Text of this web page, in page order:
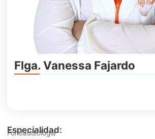
Flga. Vanessa Fajardo
Especialidad:
Fonoaudiología